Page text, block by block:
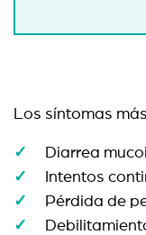
Los síntomas
Diarrea
Intentos
Pérdida de